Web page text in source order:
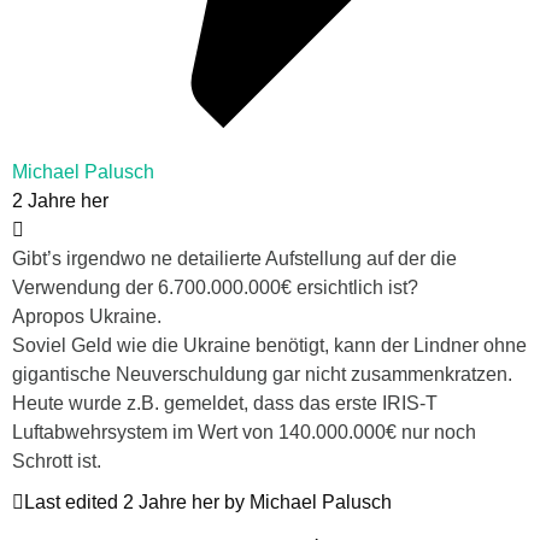
Michael Palusch
2 Jahre her
Gibt’s irgendwo ne detailierte Aufstellung auf der die
Verwendung der 6.700.000.000€ ersichtlich ist?
Apropos Ukraine.
Soviel Geld wie die Ukraine benötigt, kann der Lindner ohne
gigantische Neuverschuldung gar nicht zusammenkratzen.
Heute wurde z.B. gemeldet, dass das erste IRIS-T
Luftabwehrsystem im Wert von 140.000.000€ nur noch
Schrott ist.
Last edited 2 Jahre her by Michael Palusch